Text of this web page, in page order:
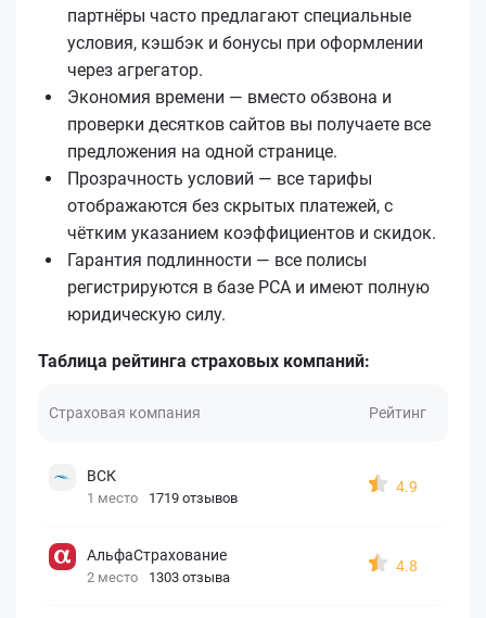
партнёры часто предлагают специальные
условия, кэшбэк и бонусы при оформлении
через агрегатор.
Экономия времени — вместо обзвона и
проверки десятков сайтов вы получаете все
предложения на одной странице.
Прозрачность условий — все тарифы
отображаются без скрытых платежей, с
чётким указанием коэффициентов и скидок.
Гарантия подлинности — все полисы
регистрируются в базе РСА и имеют полную
юридическую силу.
Таблица рейтинга страховых компаний:
Страховая компания Рейтинг
ВСК
1 место 1719 отзывов
4.9
АльфаСтрахование
2 место 1303 отзыва
4.8